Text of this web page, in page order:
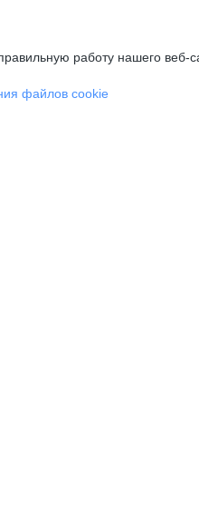
работу нашего веб-
файлов cookie